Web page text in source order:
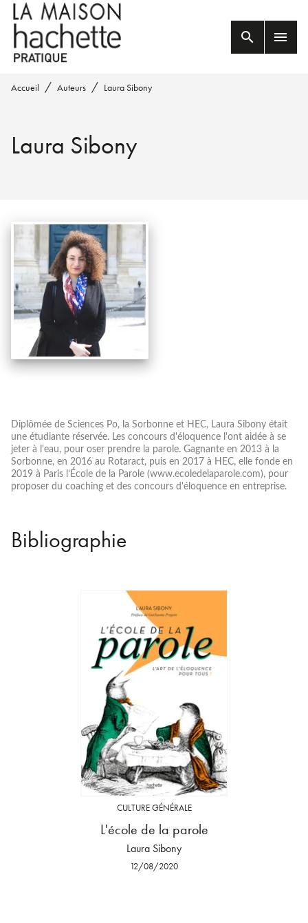
MENU RECHERCHE
PIED DE PAGE
search menu
Accueil / Auteurs / Laura Sibony
Laura Sibony
Diplômée de Sciences Po, la Sorbonne et HEC, Laura Sibony était
une étudiante réservée. Les concours d'éloquence l'ont aidée à se
jeter à l'eau, pour oser prendre la parole. Gagnante en 2013 à la
Sorbonne, en 2016 au Rotaract, puis en 2017 à HEC, elle fonde en
2019 à Paris l’École de la Parole (www.ecoledelaparole.com), pour
proposer du coaching et des concours d'éloquence en entreprise.
Bibliographie
CULTURE GÉNÉRALE
L'école de la parole
Laura Sibony
12/08/2020